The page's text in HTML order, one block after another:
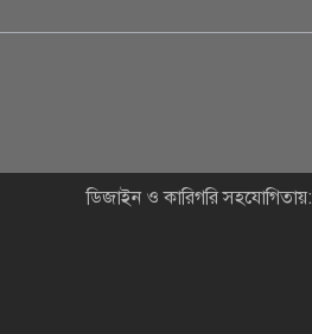
ডিজাইন ও কারিগরি সহযোগিতায়: